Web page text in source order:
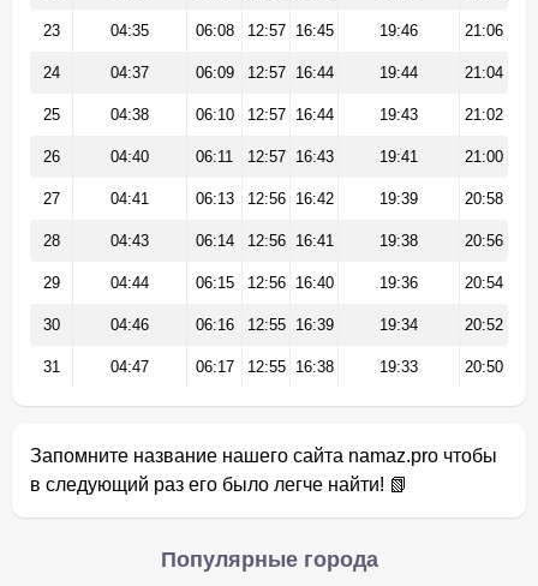
23 04:35 06:08 12:57 16:45 19:46 21:06
24 04:37 06:09 12:57 16:44 19:44 21:04
25 04:38 06:10 12:57 16:44 19:43 21:02
26 04:40 06:11 12:57 16:43 19:41 21:00
27 04:41 06:13 12:56 16:42 19:39 20:58
28 04:43 06:14 12:56 16:41 19:38 20:56
29 04:44 06:15 12:56 16:40 19:36 20:54
30 04:46 06:16 12:55 16:39 19:34 20:52
31 04:47 06:17 12:55 16:38 19:33 20:50
Запомните название нашего сайта namaz.pro чтобы
в следующий раз его было легче найти! 📗
Популярные города